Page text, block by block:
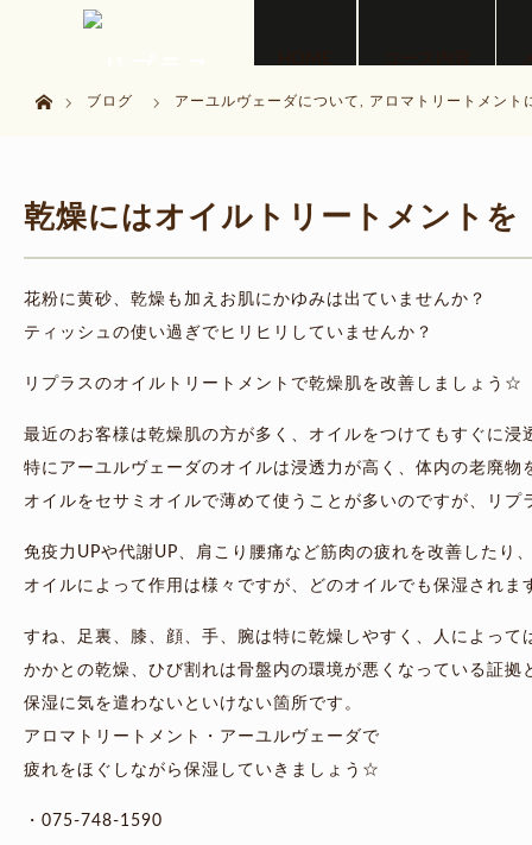
ブログ
アーユルヴェーダについて アロマトリートメント
乾燥にはオイルトリートメントを
花粉に黄砂、乾燥も加えお肌にかゆみは出ていませんか？
ティッシュの使い過ぎでヒリヒリしていませんか？
リプラスのオイルトリートメントで乾燥肌を改善しましょう☆
最近のお客様は乾燥肌の方が多く、オイルをつけてもすぐに浸
特にアーユルヴェーダのオイルは浸透力が高く、体内の老廃物
オイルをセサミオイルで薄めて使うことが多いのですが、リ
免疫力UPや代謝UP、肩こり腰痛など筋肉の疲れを改善したり
オイルによって作用は様々ですが、どのオイルでも保湿され
すね、足裏、膝、顔、手、腕は特に乾燥しやすく、人によって
かかとの乾燥、ひび割れは骨盤内の環境が悪くなっている証拠
保湿に気を遣わないといけない箇所です。
アロマトリートメント・アーユルヴェーダで
疲れをほぐしながら保湿していきましょう☆
・075-748-1590